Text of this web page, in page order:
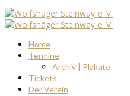
Home
Termine
Archiv | Plakate
Tickets
Der Verein